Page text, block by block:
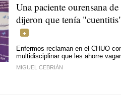
Una paciente ourensana
dijeron que tenía
Enfermos reclaman en el CHUO
multidisciplinar que les ahorre
MIGUEL CEBRIÁN